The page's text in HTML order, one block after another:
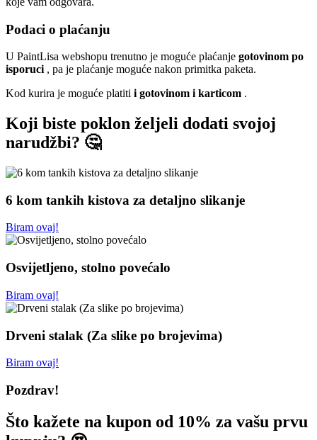
Podaci o plaćanju
U PaintLisa webshopu trenutno je moguće plaćanje gotovinom po
isporuci , pa je plaćanje moguće nakon primitka paketa.
Kod kurira je moguće platiti i gotovinom i karticom .
Koji biste poklon željeli dodati svojoj
narudžbi? 🤔
6 kom tankih kistova za detaljno slikanje
Biram ovaj!
Osvijetljeno, stolno povećalo
Biram ovaj!
Drveni stalak (Za slike po brojevima)
Biram ovaj!
Pozdrav!
Što kažete na kupon od 10% za vašu prvu